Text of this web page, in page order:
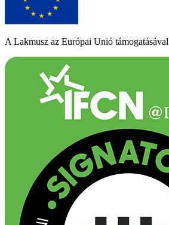
A Lakmusz az Európai Unió